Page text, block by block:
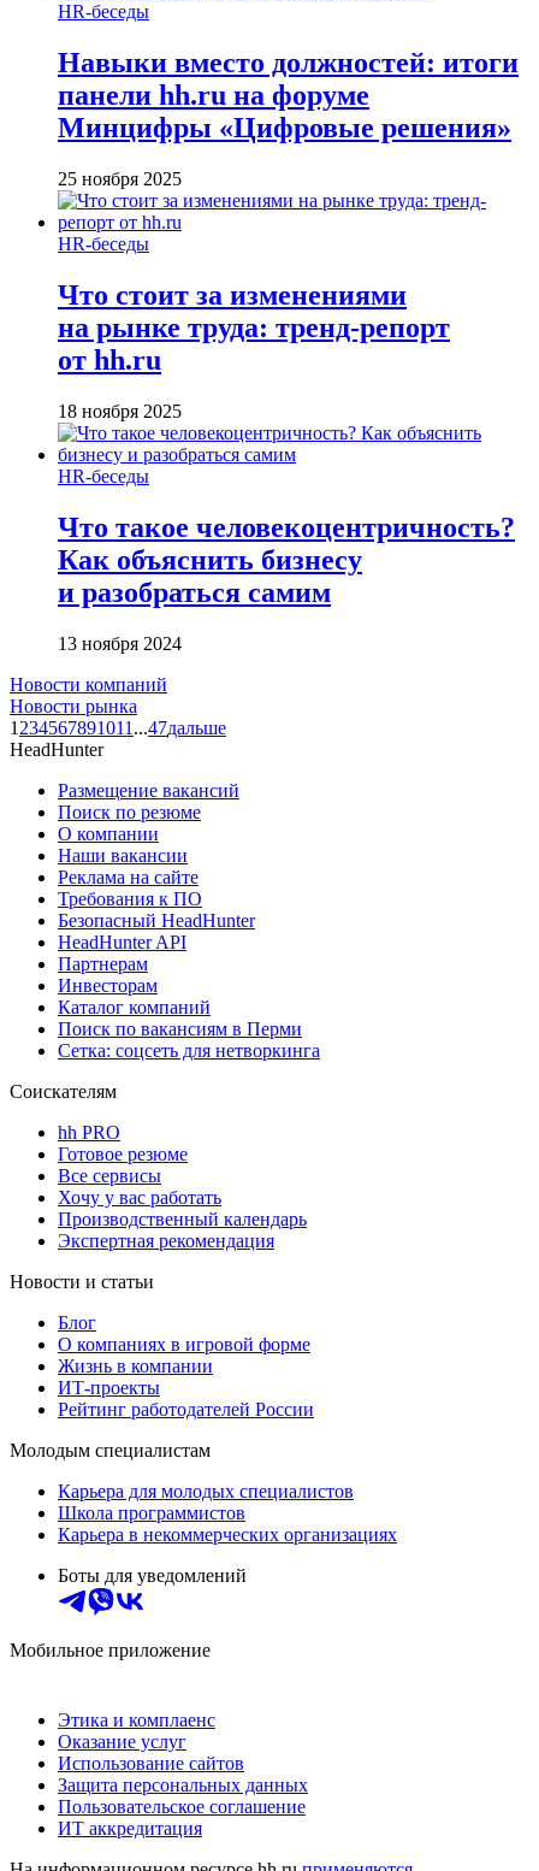
HR-беседы
Навыки вместо должностей: итоги
панели hh.ru на форуме
Минцифры «Цифровые решения»
25 ноября 2025
HR-беседы
Что стоит за изменениями
на рынке труда: тренд-репорт
от hh.ru
18 ноября 2025
HR-беседы
Что такое человеко­центричность?
Как объяснить бизнесу
и разобраться самим
13 ноября 2024
Новости компаний
Новости рынка
1 234567891011 ...47дальше
HeadHunter
Размещение вакансий
Поиск по резюме
О компании
Наши вакансии
Реклама на сайте
Требования к ПО
Безопасный HeadHunter
HeadHunter API
Партнерам
Инвесторам
Каталог компаний
Поиск по вакансиям в Перми
Сетка: соцсеть для нетворкинга
Соискателям
hh PRO
Готовое резюме
Все сервисы
Хочу у вас работать
Производственный календарь
Экспертная рекомендация
Новости и статьи
Блог
О компаниях в игровой форме
Жизнь в компании
ИТ-проекты
Рейтинг работодателей России
Молодым специалистам
Карьера для молодых специалистов
Школа программистов
Карьера в некоммерческих организациях
Боты для уведомлений
Мобильное приложение
Этика и комплаенс
Оказание услуг
Использование сайтов
Защита персональных данных
Пользовательское соглашение
ИТ аккредитация